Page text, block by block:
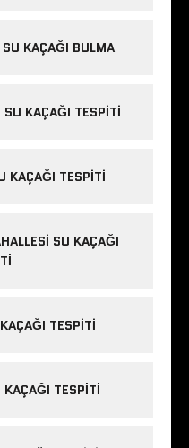
KAÇAĞI BULMA
SU KAÇAĞI TESPITI
KAÇAĞI TESPITI
SU KAÇAĞI
TESPITI
KAÇAĞI TESPITI